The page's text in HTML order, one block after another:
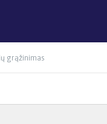
grąžinimas